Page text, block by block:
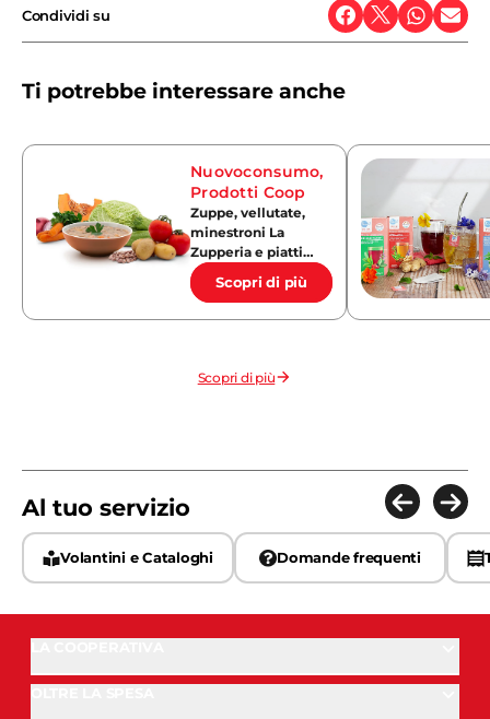
Condividi su
Ti potrebbe interessare anche
Nuovoconsumo,
Prodotti Coop
Zuppe, vellutate,
minestroni La
Zupperia e piatti
pronti
Scopri di più
Scopri di più
Al tuo servizio
Volantini e Cataloghi Domande frequenti